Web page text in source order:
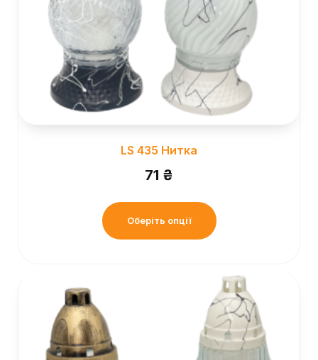
LS 435 Нитка
71 ₴
Оберіть опції